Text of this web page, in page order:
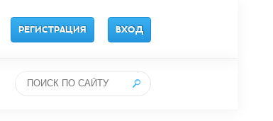
РЕГИСТРАЦИЯ ВХОД